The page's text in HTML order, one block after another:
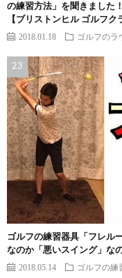
の練習方法」を聞きました
【ブリストンヒル ゴルフク
2018.01.18 ゴルフのラ
ゴルフの練習器具「フレル
なのか「悪いスイング」な
2018.05.14 ゴルフの練